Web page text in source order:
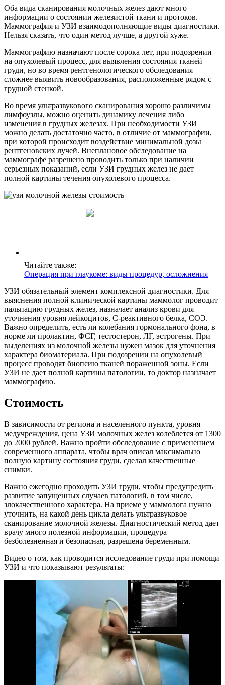
Оба вида сканирования молочных желез дают много
информации о состоянии железистой ткани и протоков.
Маммография и УЗИ взаимодополняющие виды диагностики.
Нельзя сказать, что один метод лучше, а другой хуже.
Маммографию назначают после сорока лет, при подозрении
на опухолевый процесс, для выявления состояния тканей
груди, но во время рентгенологического обследования
сложнее выявить новообразования, расположенные рядом с
грудной стенкой.
Во время ультразвукового сканирования хорошо различимы
лимфоузлы, можно оценить динамику лечения либо
изменения в грудных железах. При необходимости УЗИ
можно делать достаточно часто, в отличие от маммографии,
при которой происходит воздействие минимальной дозы
рентгеновских лучей. Внеплановое обследование на
маммографе разрешено проводить только при наличии
серьезных показаний, если УЗИ грудных желез не дает
полной картины течения опухолевого процесса.
Читайте также:
Операция при глаукоме: виды процедур, осложнения
УЗИ обязательный элемент комплексной диагностики. Для
выяснения полной клинической картины маммолог проводит
пальпацию грудных желез, назначает анализ крови для
уточнения уровня лейкоцитов, С-реактивного белка, СОЭ.
Важно определить, есть ли колебания гормонального фона, в
норме ли пролактин, ФСГ, тестостерон, ЛГ, эстрогены. При
выделениях из молочной железы нужен мазок для уточнения
характера биоматериала. При подозрении на опухолевый
процесс проводят биопсию тканей пораженной зоны. Если
УЗИ не дает полной картины патологии, то доктор назначает
маммографию.
Стоимость
В зависимости от региона и населенного пункта, уровня
медучреждения, цена УЗИ молочных желез колеблется от 1300
до 2000 рублей. Важно пройти обследование с применением
современного аппарата, чтобы врач описал максимально
полную картину состояния груди, сделал качественные
снимки.
Важно ежегодно проходить УЗИ груди, чтобы предупредить
развитие запущенных случаев патологий, в том числе,
злокачественного характера. На приеме у маммолога нужно
уточнить, на какой день цикла делать ультразвуковое
сканирование молочной железы. Диагностический метод дает
врачу много полезной информации, процедура
безболезненная и безопасная, разрешена беременным.
Видео о том, как проводится исследование груди при помощи
УЗИ и что показывают результаты: